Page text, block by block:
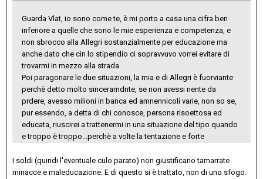
Guarda Vlat, io sono come te, è mi porto a casa una cifra ben
inferiore a quelle che sono le mie esperienza e competenza, e
non sbrocco alla Allegri sostanzialmente per educazione ma
anche dato che cin lo stipendio ci sopravvuvo vorrei evitare di
trovarmi in mezzo alla strada.
Poi paragonare le due situazioni, la mia e di Allegri è fuorviante
perchè detto molto sinceramdnte, se non avessi nente da
prdere, avesso milioni in banca ed amnennicoli varie, non so se,
pur essendo, a detta di chi conosce, persona risoettosa ed
educata, riuscirei a trattenermi in una situazione del tipo quando
e troppo è troppo...perchè a volte la tentazione e forte
I soldi (quindi l'eventuale culo parato) non giustificano tamarrate
minacce e maleducazione. E di questo si è trattato, non di uno sfogo.